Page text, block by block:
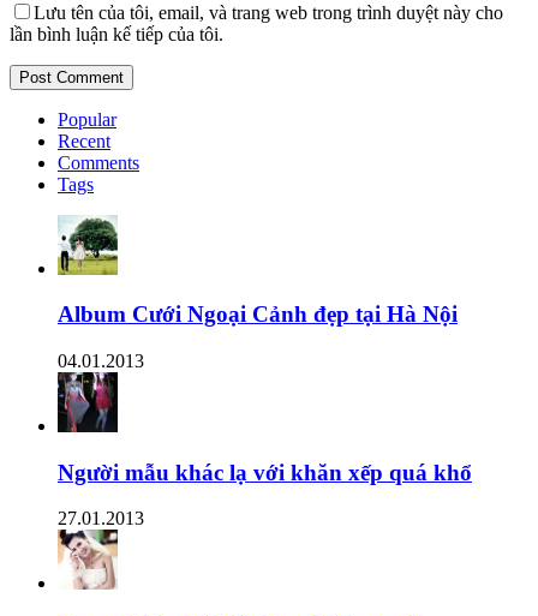
Lưu tên của tôi, email, và trang web trong trình duyệt này cho
lần bình luận kế tiếp của tôi.
Popular
Recent
Comments
Tags
Album Cưới Ngoại Cảnh đẹp tại Hà Nội
04.01.2013
Người mẫu khác lạ với khăn xếp quá khổ
27.01.2013